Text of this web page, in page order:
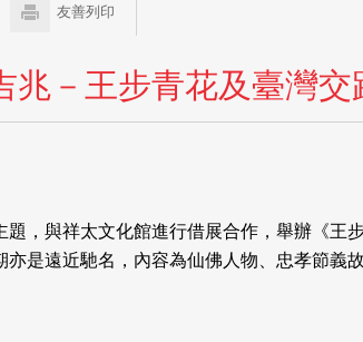
友善列印
兆－王步青花及臺灣
題，與祥太文化館進行借展合作，舉辦《
亦是遠近馳名，內容為仙佛人物、忠孝節義